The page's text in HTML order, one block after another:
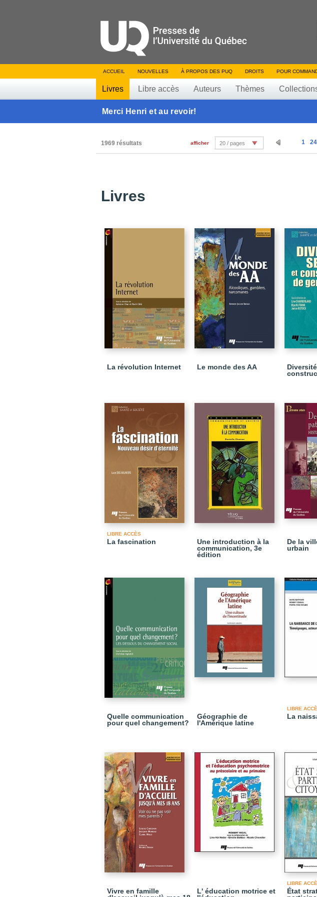
ACCUEIL NOUVELLES À PROPOS DES PUQ DROITS POUR
Livres Libre accès Auteurs Thèmes
Merci Henri et au revoir!
1969 résultats 1 24
afficher 20 / pages
Livres
La révolution Internet Le monde des AA
LIBRE ACCÈS
La fascination
Une introduction à la
communication, 3e
édition
De la
urbain
Quelle communication
pour quel changement?
Géographie de
l'Amérique latine
LIBRE
La
Vivre en famille
L' éducation motrice et
LIBRE
État